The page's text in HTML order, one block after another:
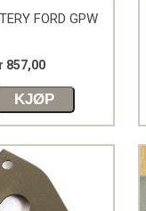
FORD GPW
857,00
KJØP